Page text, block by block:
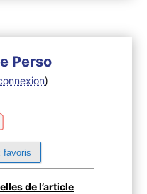
Perso
)
favoris
de l’article